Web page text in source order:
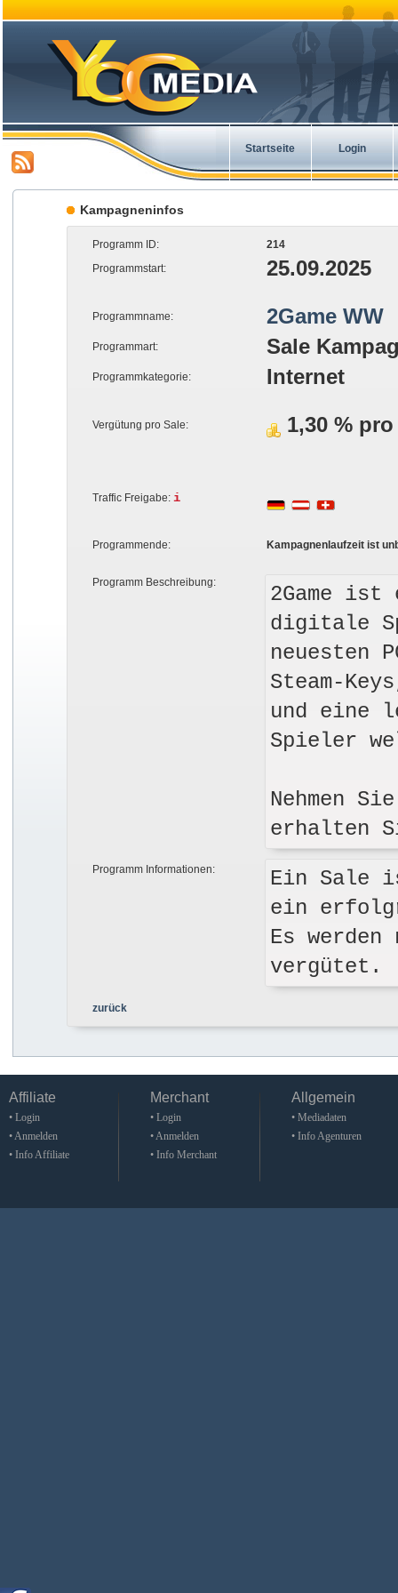
Startseite Login
Kampagneninfos
Programm ID:
214
Programmstart:
25.09.2025
Programmname: 2Game WW
Programmart: Sale
Programmkategorie: Internet
Vergütung pro Sale: 1,30 %
Traffic Freigabe: i
Programmende: Kampagnenlaufzeit ist
Programm Beschreibung:
2Game
digitale
neuesten
Steam-
und eine
Spieler
Nehmen
erhalten
Programm Informationen:
Ein Sale
ein
Es
vergütet.
zurück
Affiliate
• Login
• Anmelden
• Info Affiliate
Merchant
• Login
• Anmelden
• Info Merchant
Allgemein
• Mediadaten
• Info Agenturen